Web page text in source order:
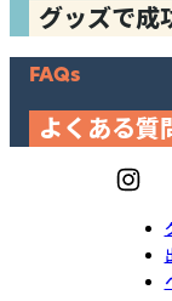
グッズで成
FAQs
よくある質